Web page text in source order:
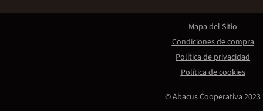
© Abacus Cooperativa 2023
Mapa del Sitio
Condiciones de compra
Política de privacidad
Política de cookies